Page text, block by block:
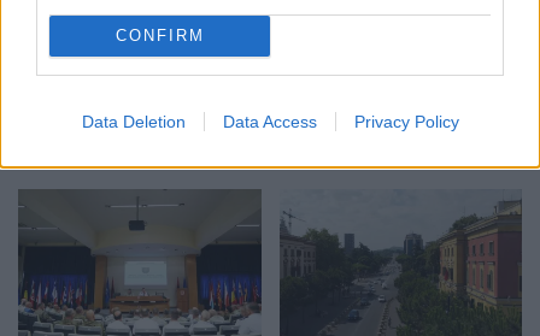
CONFIRM
Data Deletion Data Access Privacy Policy
Banorët protestojnë në
njësia administrative të
Reforma Territoriale vë
kulmin e sezonit veror për